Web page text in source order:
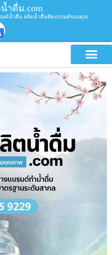
ำดื่ม.com
นด์น้ำดื่ม ผลิตน้ำดื่มติดแบรนด์ของคุณ